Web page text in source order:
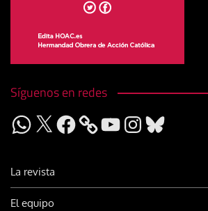
Síguenos en redes
WhatsApp
X Facebook YouTubeInstagram
Bluesky
La revista
El equipo